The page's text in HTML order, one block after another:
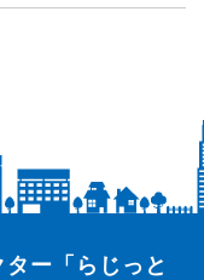
ー「らじっと